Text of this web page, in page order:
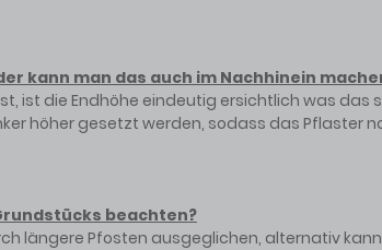
kann man das auch im Nachhinein
ist die Endhöhe eindeutig ersichtlich was das
höher gesetzt werden, sodass das Pflaster
beachten?
längere Pfosten ausgeglichen, alternativ